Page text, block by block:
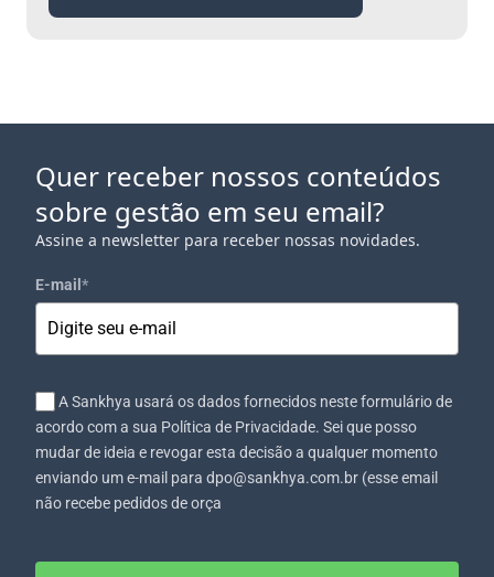
Quer receber nossos conteúdos
sobre gestão em seu email?
Assine a newsletter para receber nossas novidades.
E-mail *
A Sankhya usará os dados fornecidos neste formulário de
acordo com a sua Política de Privacidade. Sei que posso
mudar de ideia e revogar esta decisão a qualquer momento
enviando um e-mail para dpo@sankhya.com.br (esse email
não recebe pedidos de orça